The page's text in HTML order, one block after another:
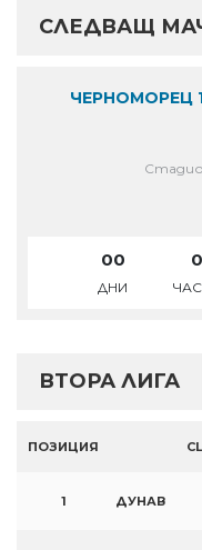
СЛЕДВАЩ
ЧЕРНОМОРЕЦ
00
ДНИ
ВТОРА ЛИГА
ПОЗИЦИЯ
1 ДУНАВ